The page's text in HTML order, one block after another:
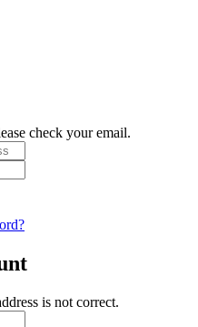
check your email.
is not correct.